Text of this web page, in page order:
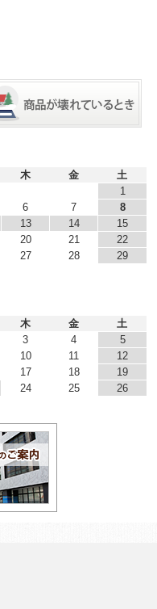
木 金
土
1
6 7
8
13 14
15
20 21
22
27 28
29
木 金
土
3 4
5
10 11
12
17 18
19
24 25
26